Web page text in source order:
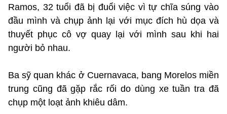
Ramos, 32 tuổi đã bị đuổi việc vì tự chĩa súng vào
đầu mình và chụp ảnh lại với mục đích hù dọa và
thuyết phục cô vợ quay lại với mình sau khi hai
người bỏ nhau.
Ba sỹ quan khác ở Cuernavaca, bang Morelos miền
trung cũng đã gặp rắc rối do dùng xe tuần tra đã
chụp một loạt ảnh khiêu dâm.